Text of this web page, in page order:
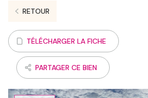
RETOUR
TÉLÉCHARGER LA FICHE
PARTAGER CE BIEN